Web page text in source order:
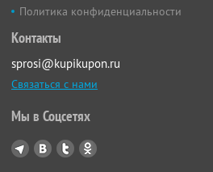
Политика конфиденциальности
Контакты
sprosi@kupikupon.ru
Связаться с нами
Мы в Соцсетях